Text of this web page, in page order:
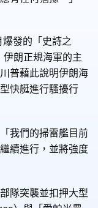
發的「史詩之
朗正規海軍的主
普藉此說明伊朗海
快艇進行騷擾行
我們的掃雷艦目前
續進行，並將強度
隊突襲並扣押大型